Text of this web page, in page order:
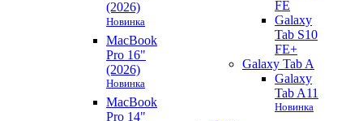
(2026)
Новинка
MacBook
Pro 16"
(2026)
Новинка
MacBook
Pro 14"
FE
Galaxy
Tab S10
FE+
Galaxy Tab A
Galaxy
Tab A11
Новинка